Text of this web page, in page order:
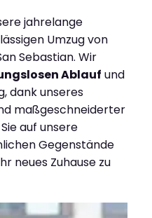
jahrelange
Umzug von
Sebastian. Wir
Ablauf und
dank unseres
maßgeschneiderter
auf unsere
Gegenstände
neues Zuhause zu